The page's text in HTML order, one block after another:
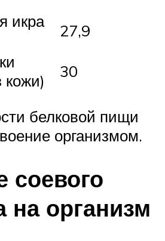
икра
27,9
кожи)
30
белковой пищи
организмом.
соевого
на организм